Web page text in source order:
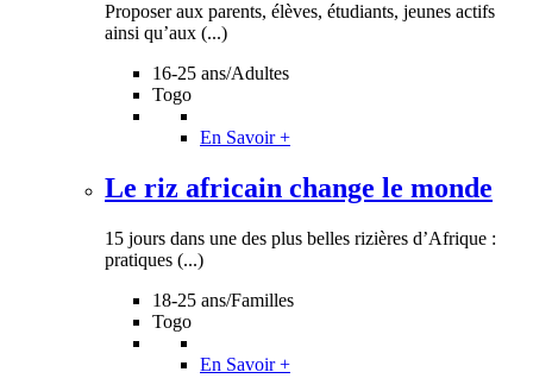
Proposer aux parents, élèves, étudiants, jeunes actifs
ainsi qu’aux (...)
16-25 ans/Adultes
Togo
En Savoir +
Le riz africain change le monde
15 jours dans une des plus belles rizières d’Afrique :
pratiques (...)
18-25 ans/Familles
Togo
En Savoir +